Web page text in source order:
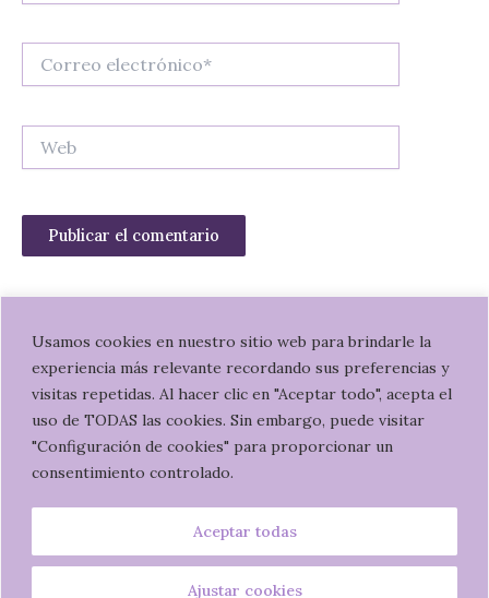
Usamos cookies en nuestro sitio web para brindarle la
experiencia más relevante recordando sus preferencias y
visitas repetidas. Al hacer clic en "Aceptar todo", acepta el
uso de TODAS las cookies. Sin embargo, puede visitar
"Configuración de cookies" para proporcionar un
consentimiento controlado.
Ajustar cookies
Aceptar todas
electrónico*
W
h
a
t
a
p
p
I
n
s
g
r
a
m
Política de privacidad